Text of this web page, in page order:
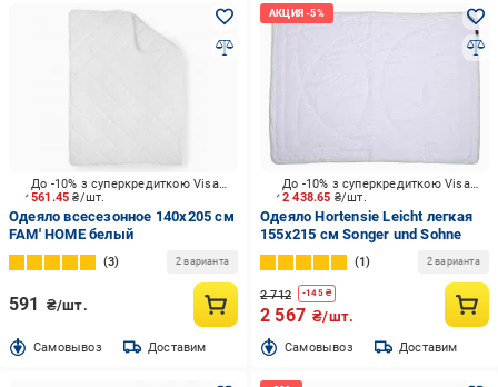
561.45₴/шт.
До -10% з суперкредиткою Visa Вигода
Одеяло всесезонное 140x205 см
FAM' HOME белый
3 2 варианта
591 ₴/шт.
Cамовывоз Доставим
2 438.65 ₴/шт.
До -10% з суперкредиткою Visa Вигода
Одеяло Hortensie Leicht легкая
155x215 см Songer und Sohne
1 2 варианта
2 712 -145₴
2 567 ₴/шт.
Cамовывоз Доставим